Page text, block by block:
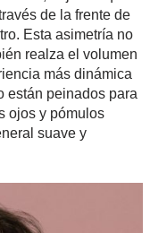
de la frente de
Esta asimetría no
realza el volumen
más dinámica
están peinados para
ojos y pómulos
suave y